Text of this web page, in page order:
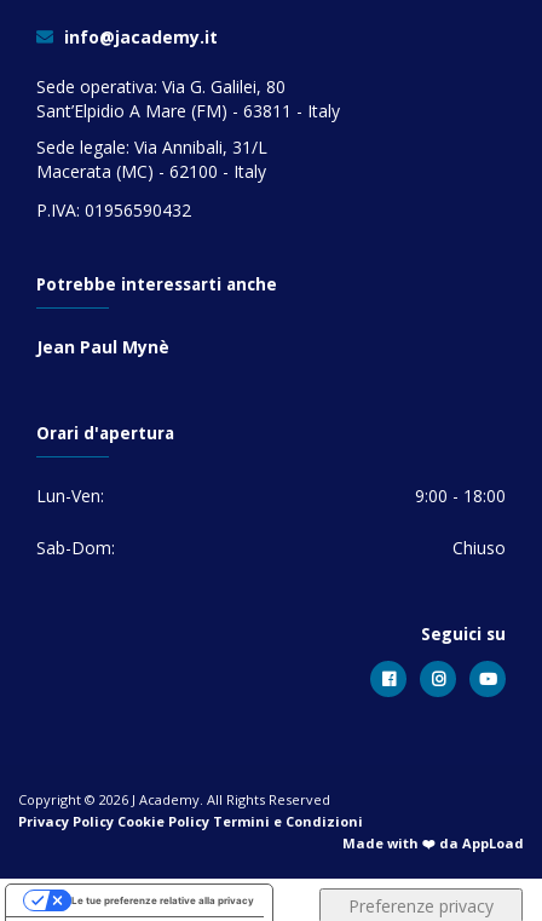
info@jacademy.it
Sede operativa: Via G. Galilei, 80
Sant’Elpidio A Mare (FM) - 63811 - Italy
Sede legale: Via Annibali, 31/L
Macerata (MC) - 62100 - Italy
P.IVA: 01956590432
Potrebbe interessarti anche
Jean Paul Mynè
Orari d'apertura
Lun-Ven: 9:00 - 18:00
Sab-Dom: Chiuso
Seguici su
Copyright © 2026 J Academy. All Rights Reserved
Privacy Policy Cookie Policy Termini e Condizioni
Made with ❤️ da AppLoad
Le tue preferenze relative alla privacy